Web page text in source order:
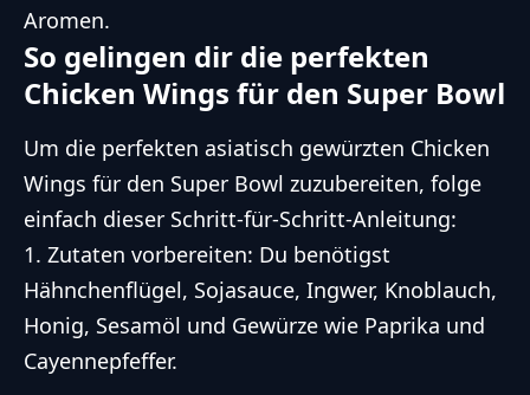
Aromen.
So gelingen dir die perfekten
Chicken Wings für den Super Bowl
Um die perfekten asiatisch gewürzten Chicken
Wings für den Super Bowl zuzubereiten, folge
einfach dieser Schritt-für-Schritt-Anleitung:
1. Zutaten vorbereiten: Du benötigst
Hähnchenflügel, Sojasauce, Ingwer, Knoblauch,
Honig, Sesamöl und Gewürze wie Paprika und
Cayennepfeffer.